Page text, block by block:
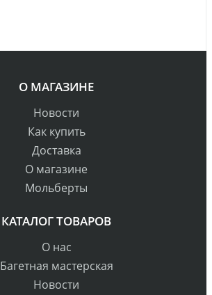
О МАГАЗИНЕ
Новости
Как купить
Доставка
О магазине
Мольберты
КАТАЛОГ ТОВАРОВ
О нас
Багетная мастерская
Новости